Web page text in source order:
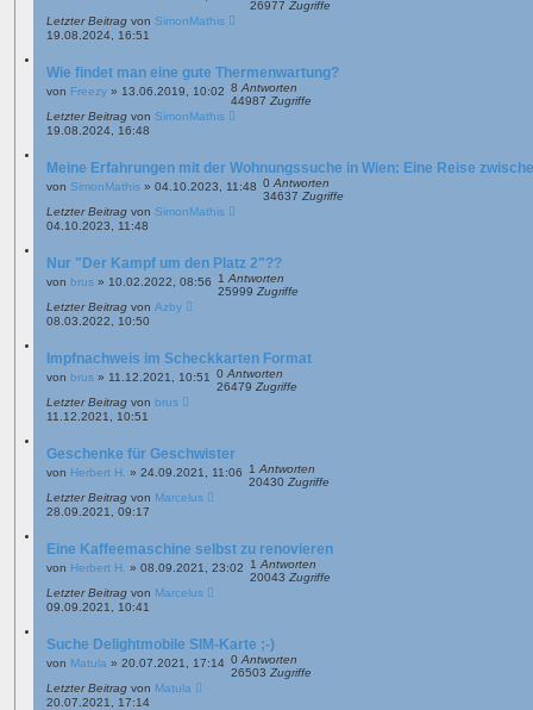
26977 Zugriffe
Letzter Beitrag von SimonMathis
19.08.2024, 16:51
Wie findet man eine gute Thermenwartung?
von Freezy » 13.06.2019, 10:02 8 Antworten
44987 Zugriffe
Letzter Beitrag von SimonMathis
19.08.2024, 16:48
Meine Erfahrungen mit der Wohnungssuche in Wien: Eine Reise
von SimonMathis » 04.10.2023, 11:48 0 Antworten
34637 Zugriffe
Letzter Beitrag von SimonMathis
04.10.2023, 11:48
Nur "Der Kampf um den Platz 2"??
von brus » 10.02.2022, 08:56 1 Antworten
25999 Zugriffe
Letzter Beitrag von Azby
08.03.2022, 10:50
Impfnachweis im Scheckkarten Format
von brus » 11.12.2021, 10:51 0 Antworten
26479 Zugriffe
Letzter Beitrag von brus
11.12.2021, 10:51
Geschenke für Geschwister
von Herbert H. » 24.09.2021, 11:06 1 Antworten
20430 Zugriffe
Letzter Beitrag von Marcelus
28.09.2021, 09:17
Eine Kaffeemaschine selbst zu renovieren
von Herbert H. » 08.09.2021, 23:02 1 Antworten
20043 Zugriffe
Letzter Beitrag von Marcelus
09.09.2021, 10:41
Suche Delightmobile SIM-Karte ;-)
von Matula » 20.07.2021, 17:14 0 Antworten
26503 Zugriffe
Letzter Beitrag von Matula
20.07.2021, 17:14